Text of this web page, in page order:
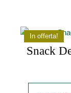
In offerta!
Snack